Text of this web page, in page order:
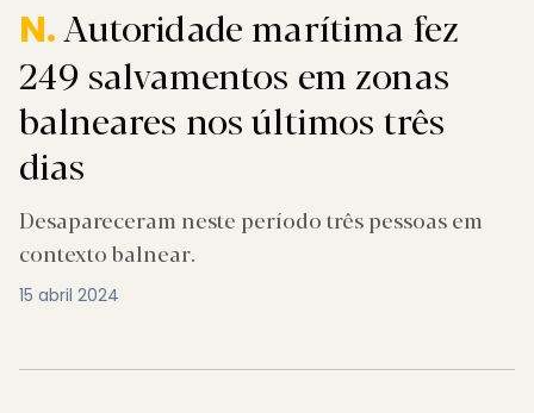
N.Autoridade marítima fez
249 salvamentos em zonas
balneares nos últimos três
dias
Desapareceram neste período três pessoas em
contexto balnear.
15 abril 2024